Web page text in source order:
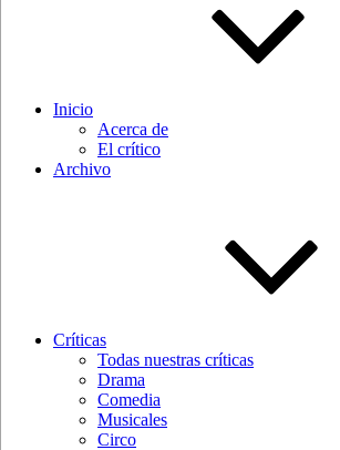
Inicio
Acerca de
El crítico
Archivo
Críticas
Todas nuestras críticas
Drama
Comedia
Musicales
Circo